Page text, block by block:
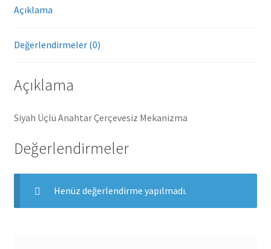
Açıklama
Değerlendirmeler (0)
Açıklama
Siyah Üçlü Anahtar Çerçevesiz Mekanizma
Değerlendirmeler
Henüz değerlendirme yapılmadı.